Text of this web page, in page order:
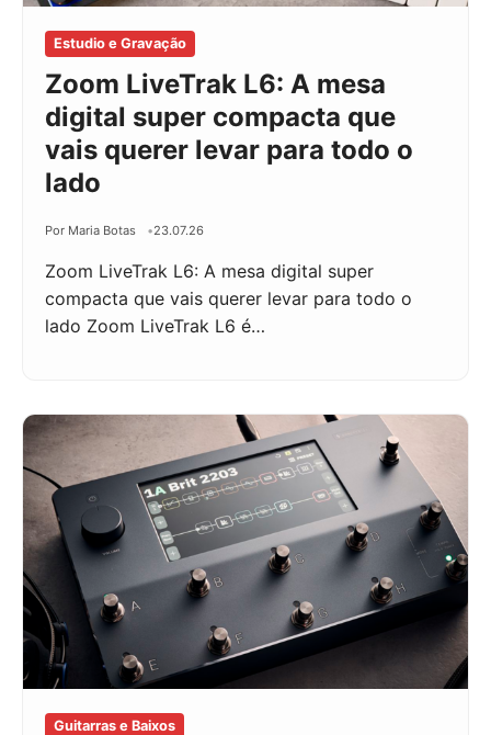
Estudio e Gravação
Zoom LiveTrak L6: A mesa
digital super compacta que
vais querer levar para todo o
lado
Por Maria Botas 23.07.26
Zoom LiveTrak L6: A mesa digital super
compacta que vais querer levar para todo o
lado Zoom LiveTrak L6 é…
Guitarras e Baixos